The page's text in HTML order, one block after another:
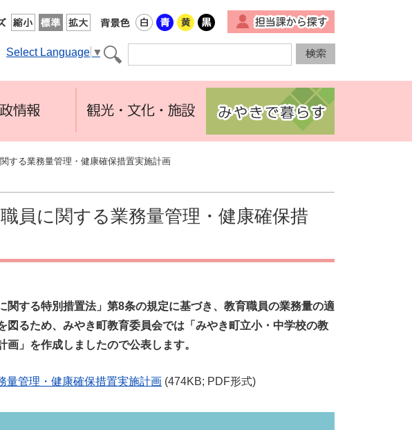
Select Language ▼
する業務量管理・健康確保措置実施計画
員に関する業務量管理・健康確保措
関する特別措置法」第8条の規定に基づき、教育職員の業務量の適
るため、みやき町教育委員会では「みやき町立小・中学校の教
」を作成しましたので公表します。
量管理・健康確保措置実施計画 (474KB; PDF形式)